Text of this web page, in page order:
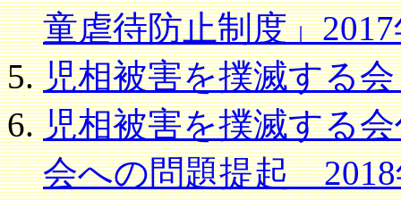
童虐待防止制度」
児相被害を撲滅する
児相被害を撲滅する
会への問題提起 2018